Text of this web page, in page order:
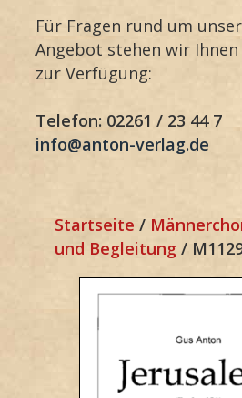
Für Fragen rund um unser
Angebot stehen wir Ihnen
zur Verfügung:
Telefon: 02261 / 23 44 7
info@anton-verlag.de
Startseite /
und Begleitung /